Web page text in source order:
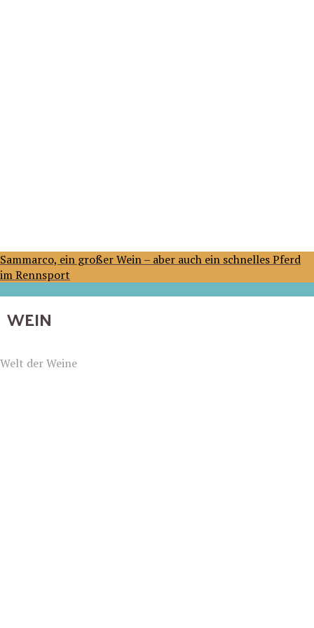
Sammarco, ein großer Wein – aber auch ein schnelles Pferd
im Rennsport
WEIN
Welt der Weine